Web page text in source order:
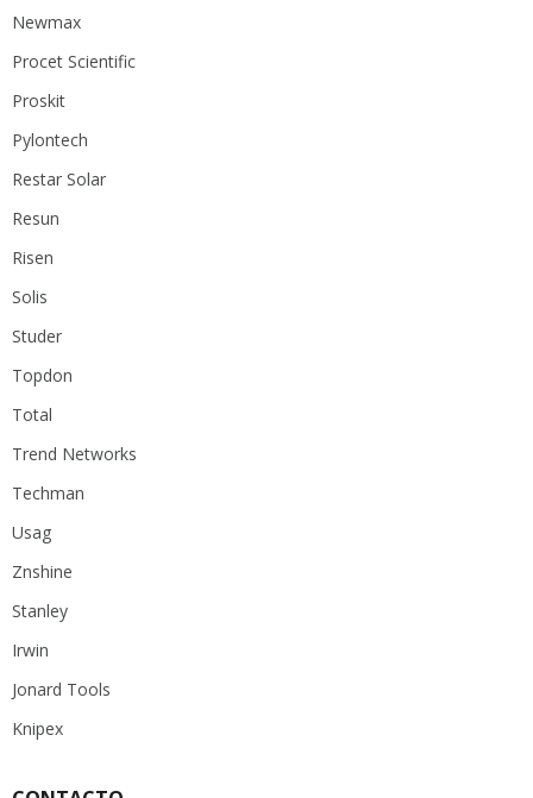
Newmax
Procet Scientific
Proskit
Pylontech
Restar Solar
Resun
Risen
Solis
Studer
Topdon
Total
Trend Networks
Techman
Usag
Znshine
Stanley
Irwin
Jonard Tools
Knipex